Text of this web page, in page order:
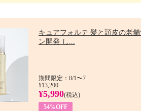
キュアフォルテ 髪と頭皮の老舗
ン開発 し...
期間限定：8/1〜7
¥13,200
¥5,990(税込)
54%OFF